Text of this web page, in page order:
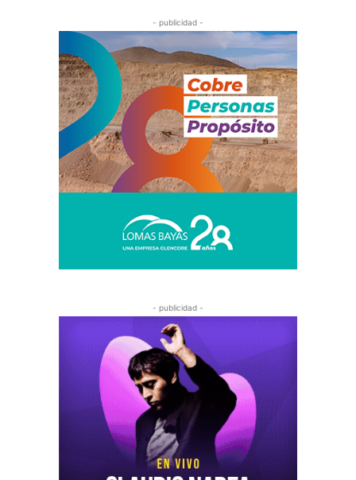
- publicidad -
- publicidad -